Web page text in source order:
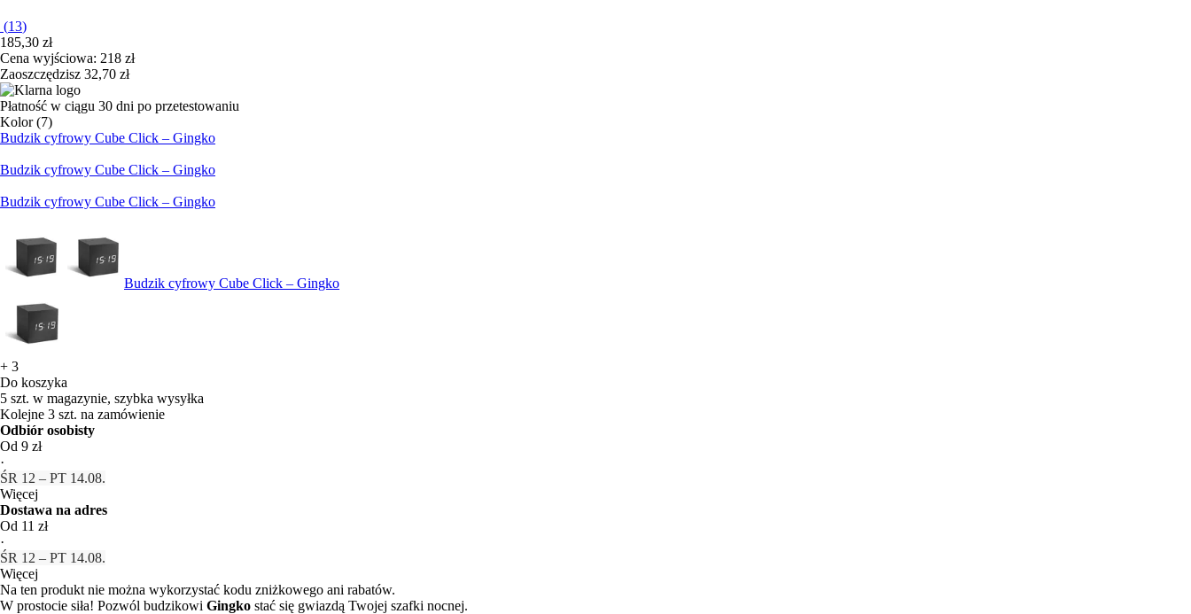
(13)
185,30 zł
Cena wyjściowa: 218 zł
Zaoszczędzisz 32,70 zł
Płatność w ciągu 30 dni po przetestowaniu
Kolor (7)
Budzik cyfrowy Cube Click – Gingko
Budzik cyfrowy Cube Click – Gingko
Budzik cyfrowy Cube Click – Gingko
Budzik cyfrowy Cube Click – Gingko
+ 3
Do koszyka
5 szt. w magazynie, szybka wysyłka
Kolejne 3 szt. na zamówienie
Odbiór osobisty
Od 9 zł
·
ŚR 12 – PT 14.08.
Więcej
Dostawa na adres
Od 11 zł
·
ŚR 12 – PT 14.08.
Więcej
Na ten produkt nie można wykorzystać kodu zniżkowego ani rabatów.
W prostocie siła! Pozwól budzikowi Gingko stać się gwiazdą Twojej szafki nocnej.